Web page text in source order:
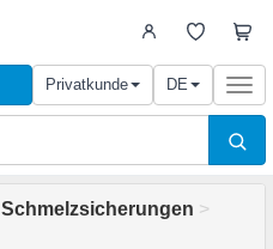
Privatkunde DE
Schmelzsicherungen >